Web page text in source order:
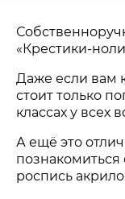
«Крестики-
Даже если вам
стоит только
классах у всех
А ещё это
познакомиться
роспись